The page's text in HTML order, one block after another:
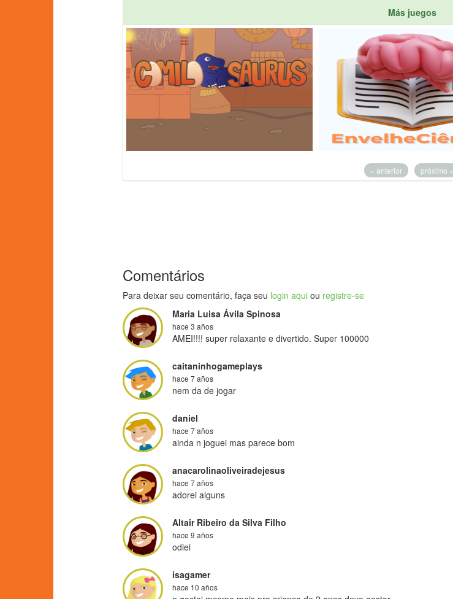
Más juegos
« anterior próximo »
Comentários
Para deixar seu comentário, faça seu login aquiou registre-se
Maria Luisa Ávila Spinosa
hace 3 años
AMEI!!!! super relaxante e divertido. Super 100000
caitaninhogameplays
hace 7 años
nem da de jogar
daniel
hace 7 años
ainda n joguei mas parece bom
anacarolinaoliveiradejesus
hace 7 años
adorei alguns
Altair Ribeiro da Silva Filho
hace 9 años
odiei
isagamer
hace 10 años